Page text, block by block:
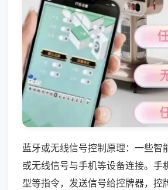
蓝牙或无线信号控制原理：一些智
或无线信号与手机等设备连接。手
型等指令，发送信号给控牌器，控